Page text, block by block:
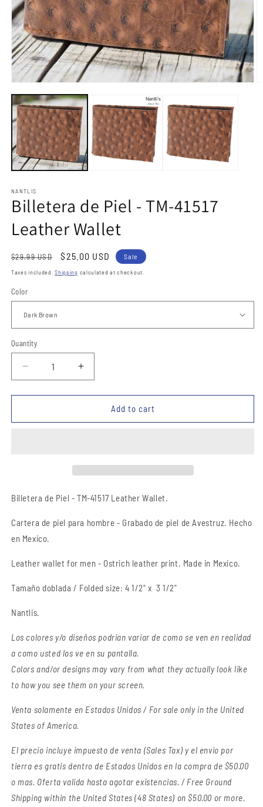
media
1
modal
NANTLIS
Billetera de Piel - TM-41517
Leather Wallet
Regular
price
$29.99 USD
Sale
price
$25.00 USD Sale
Taxes included.Shipping calculated at checkout.
Color
Quantity
Quantity
Decrease
quantity
for
de
Wallet
Increase
quantity
for
Billetera
de
Wallet
Add to cart
Billetera de Piel - TM-41517 Leather Wallet.
Cartera de piel para hombre - Grabado de piel de Avestruz. Hecho
en Mexico.
Leather wallet for men - Ostrich leather print. Made in Mexico.
Tamaño doblada / Folded size: 4 1/2" x 3 1/2"
Nantlis.
Los colores y/o diseños podrian variar de como se ven en realidad
a como usted los ve en su pantalla.
Colors and/or designs may vary from what they actually look like
to how you see them on your screen.
Venta solamente en Estados Unidos / For sale only in the United
States of America.
El precio incluye impuesto de venta (Sales Tax) y el envio por
tierra es gratis dentro de Estados Unidos en la compra de $50.00
o mas. Oferta valida hasta agotar existencias. / Free Ground
Shipping within the United States (48 States) on $50.00 or more.